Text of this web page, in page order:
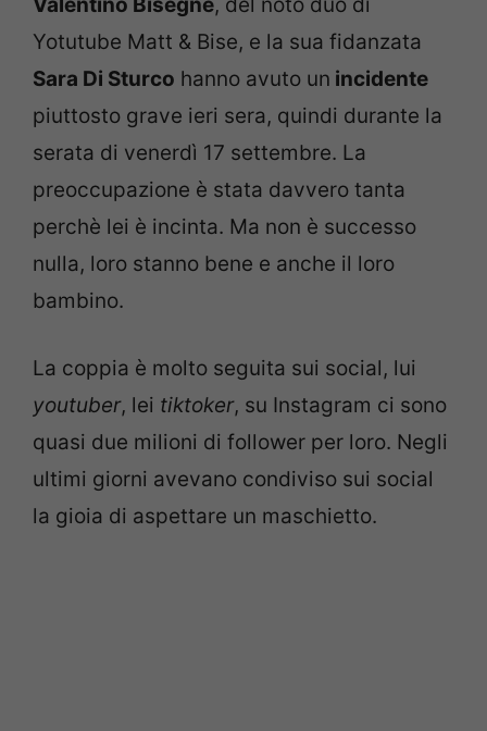
Yotutube Matt & Bise, e la sua fidanzata
Sara Di Sturco hanno avuto un incidente
piuttosto grave ieri sera, quindi durante la
serata di venerdì 17 settembre. La
preoccupazione è stata davvero tanta
perchè lei è incinta. Ma non è successo
nulla, loro stanno bene e anche il loro
bambino.
La coppia è molto seguita sui social, lui
youtuber, lei tiktoker, su Instagram ci sono
quasi due milioni di follower per loro. Negli
ultimi giorni avevano condiviso sui social
la gioia di aspettare un maschietto.